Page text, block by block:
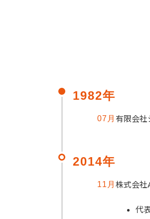
1982年
07月 有限会社
2014年
11月株式会社
代